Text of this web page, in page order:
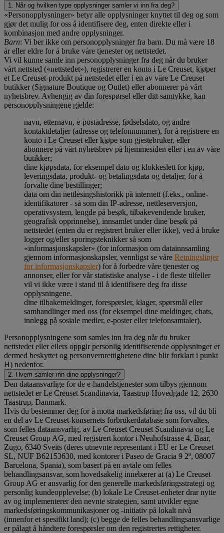
1. Når og hvilken type opplysninger samler vi inn fra deg?
«Personopplysninger» betyr alle opplysninger knyttet til deg og som
gjør det mulig for oss å identifisere deg, enten direkte eller i
kombinasjon med andre opplysninger.
Barn: Vi ber ikke om personopplysninger fra barn. Du må være 18
år eller eldre for å bruke våre tjenester og nettstedet.
Vi vil kunne samle inn personopplysninger fra deg når du bruker
vårt nettsted («nettstedet»), registrerer en konto i Le Creuset, kjøper
et Le Creuset-produkt på nettstedet eller i en av våre Le Creuset
butikker (Signature Boutique og Outlet) eller abonnerer på vårt
nyhetsbrev. Avhengig av din forespørsel eller ditt samtykke, kan
personopplysningene gjelde:
navn, etternavn, e-postadresse, fødselsdato, og andre
kontaktdetaljer (adresse og telefonnummer), for å registrere en
konto i Le Creuset eller kjøpe som gjestebruker, eller
abonnere på vårt nyhetsbrev på hjemmesiden eller i en av våre
butikker;
dine kjøpsdata, for eksempel dato og klokkeslett for kjøp,
leveringsdata, produkt- og betalingsdata og detaljer, for å
forvalte dine bestillinger;
data om din nettlesingshistorikk på internett (f.eks., online-
identifikatorer - så som din IP-adresse, nettleserversjon,
operativsystem, lengde på besøk, tilbakevendende bruker,
geografisk opprinnelse), innsamlet under dine besøk på
nettstedet (enten du er registrert bruker eller ikke), ved å bruke
logger og/eller sporingsteknikker så som
«informasjonskapsler» (for informasjon om datainnsamling
gjennom informasjonskapsler, vennligst se våre Retningslinjer
for informasjonskapsler) for å forbedre våre tjenester og
annonser, eller for vår statistiske analyse - i de fleste tilfeller
vil vi ikke være i stand til å identifisere deg fra disse
opplysningene.
dine tilbakemeldinger, forespørsler, klager, spørsmål eller
samhandlinger med oss (for eksempel dine meldinger, chats,
innlegg på sosiale medier, e-poster eller telefonsamtaler).
Personopplysningene som samles inn fra deg når du bruker
nettstedet eller ellers oppgir personlig identifiserende opplysninger er
dermed beskyttet og personvernrettighetene dine blir forklart i punkt
H) nedenfor.
2. Hvem samler inn dine opplysninger?
Den dataansvarlige for de e-handelstjenester som tilbys gjennom
nettstedet er Le Creuset Scandinavia, Taastrup Hovedgade 12, 2630
Taastrup, Danmark.
Hvis du bestemmer deg for å motta markedsføring fra oss, vil du bli
en del av Le Creuset-konsernets forbrukerdatabase som forvaltes,
som felles dataansvarlig, av Le Creuset Creuset Scandinavia og Le
Creuset Group AG, med registrert kontor i Neuhofstrasse 4, Baar,
Zugo, 6340 Sveits (deres utnevnte representant i EU er Le Creuset
SL, NUF B62153630, med kontorer i Paseo de Gracia 9 2º, 08007
Barcelona, Spania), som basert på en avtale om felles
behandlingsansvar, som hovedsakelig innebærer at (a) Le Creuset
Group AG er ansvarlig for den generelle markedsføringsstrategi og
personlig kundeopplevelse; (b) lokale Le Creuset-enheter drar nytte
av og implementerer den nevnte strategien, samt utvikler egne
markedsføringskommunikasjoner og -initiativ på lokalt nivå
(innenfor et spesifikt land); (c) begge de felles behandlingsansvarlige
er pålagt å håndtere forespørsler om den registrertes rettigheter.